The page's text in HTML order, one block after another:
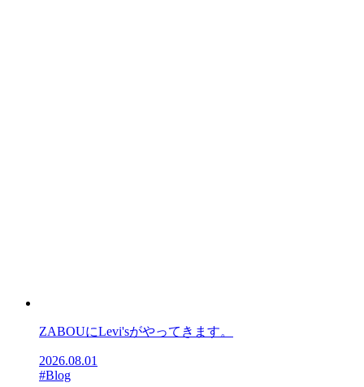
ZABOUにLevi'sがやってきます。
2026.08.01
#Blog